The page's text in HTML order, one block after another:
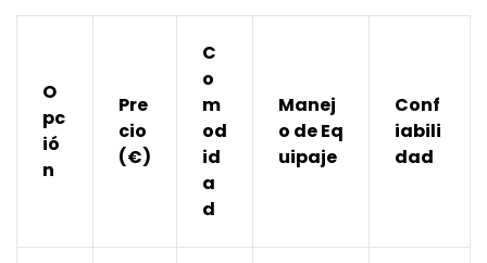
O
pc
ió
n
Pre
cio
(€)
C
o
m
od
id
a
d
Manej
o de Eq
uipaje
Conf
iabili
dad